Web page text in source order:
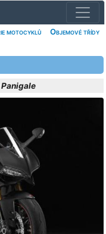
motocyklů
Objemové třídy